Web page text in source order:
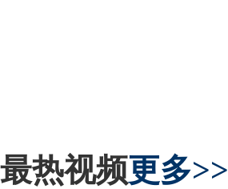
最热视频更多>>